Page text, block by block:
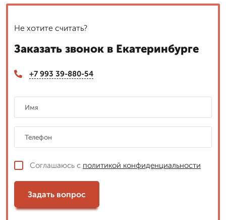
Не хотите считать?
Заказать звонок в Екатеринбурге
+7 993 39-880-54
Соглашаюсь с политикой конфиденциальности
Задать вопрос